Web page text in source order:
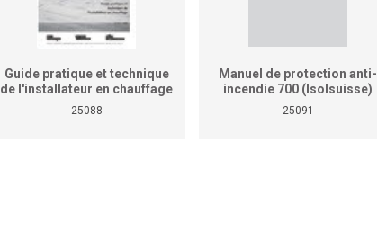
Guide pratique et technique
de l'installateur en chauffage
(Ne remplace pas le manuel
de travaux pratiques pour
25088
Manuel de protection anti-
incendie 700 (Isolsuisse)
25091